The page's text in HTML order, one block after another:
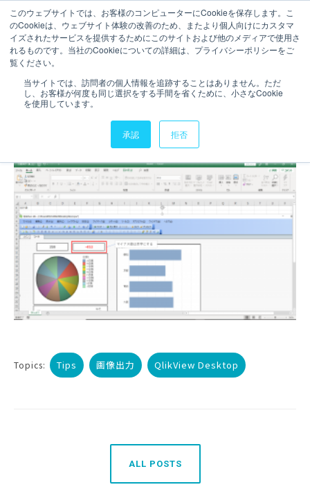
このウェブサイトでは、お客様のコンピューターにCookieを保存します。こ
のCookieは、ウェブサイト体験の改善のため、またより個人向けにカスタマ
イズされたサービスを提供するためにこのサイトおよび他のメディアで使用さ
れるものです。当社のCookieについての詳細は、プライバシーポリシーをご
覧ください。
当サイトでは、訪問者の個人情報を追跡することはありません。ただ
し、お客様が何度も同じ選択をする手間を省くために、小さなCookie
を使用しています。
承認 拒否
お問い合わせ
1分で読むことができます。
【QlikView】開発時にシート
のレイアウトイメージを出力
Topics: Tips 画像出力 QlikView Desktop
ALL POSTS